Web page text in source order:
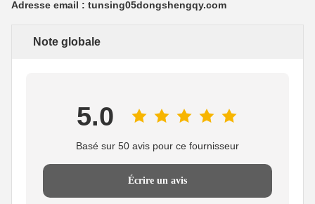
Adresse email : tunsing05dongshengqy.com
Note globale
5.0
Basé sur 50 avis pour ce fournisseur
Écrire un avis